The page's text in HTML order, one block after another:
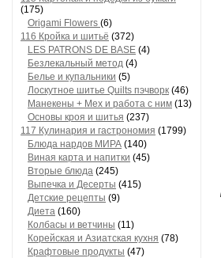
(175)
Origami Flowers (6)
116 Кройка и шитьё (372)
LES PATRONS DE BASE (4)
Безлекальный метод (4)
Белье и купальники (5)
Лоскутное шитье Quilts пэчворк (46)
Манекены + Мех и работа с ним (13)
Основы кроя и шитья (237)
117 Кулинария и гастрономия (1799)
Блюда нардов МИРА (140)
Виная карта и напитки (45)
Вторые блюда (245)
Выпечка и Десерты (415)
Детские рецепты (9)
Диета (160)
Колбасы и ветчины (11)
Корейская и Азиатская кухня (78)
Крафтовые продукты (47)